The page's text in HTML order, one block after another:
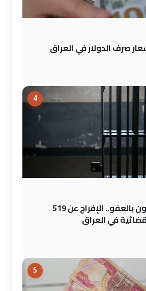
صرف الدولار في العراق
4
بينهم مشمولون بالعفو.. الإفراج عن 519
في العراق
5